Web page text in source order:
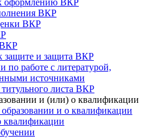
оформлению ВКР
ВКР
ВКР
ВКР
защите и защита ВКР
по работе с литературой,
источниками
листа ВКР
и (или) о квалификации
и о квалификации
квалификации